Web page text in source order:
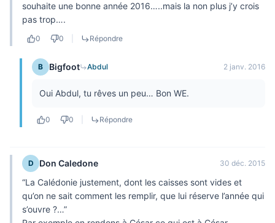
souhaite une bonne année 2016…..mais la non plus j’y crois
pas trop….
0 0 Répondre
B Bigfoot Abdul 2 janv. 2016
Oui Abdul, tu rêves un peu… Bon WE.
0 0 Répondre
D Don Caledone 30 déc. 2015
“La Calédonie justement, dont les caisses sont vides et
qu’on ne sait comment les remplir, que lui réserve l’année qui
s’ouvre ?…”